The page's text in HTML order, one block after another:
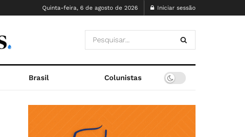
Quinta-feira, 6 de agosto de 2026 Iniciar sessão
Brasil Colunistas